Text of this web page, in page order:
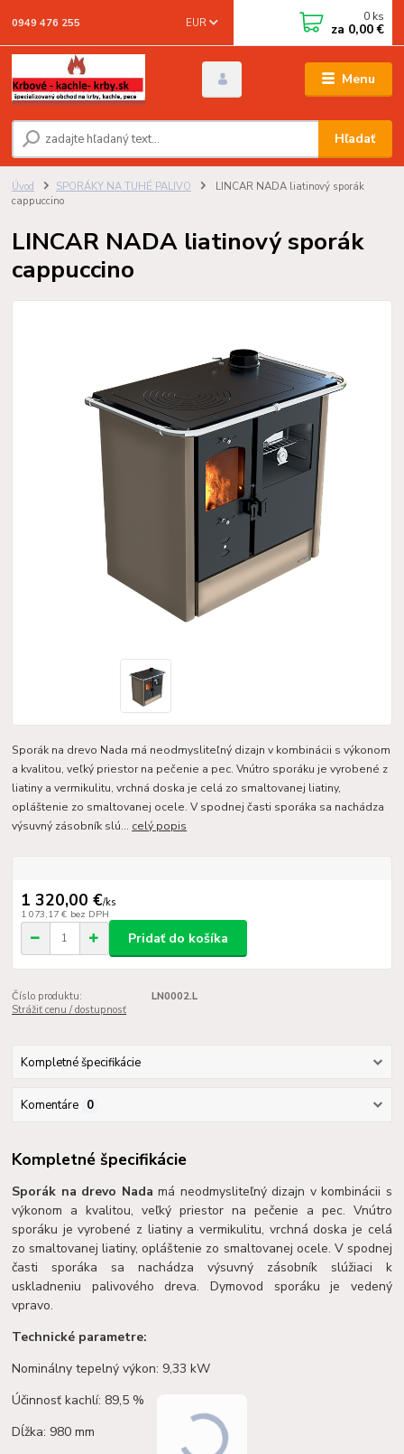
Menu
EUR
Hľadať
0949 476 255 0 ks
za 0,00 €
Úvod SPORÁKY NA TUHÉ PALIVO
LINCAR NADA liatinový sporák
cappuccino
LINCAR NADA liatinový sporák
cappuccino
Sporák na drevo Nada má neodmysliteľný dizajn v kombinácii s výkonom
a kvalitou, veľký priestor na pečenie a pec. Vnútro sporáku je vyrobené z
liatiny a vermikulitu, vrchná doska je celá zo smaltovanej liatiny,
opláštenie zo smaltovanej ocele. V spodnej časti sporáka sa nachádza
výsuvný zásobník slú... celý popis
1 320,00 €/ks
1 073,17 € bez DPH
Pridať do košíka
Číslo produktu:
LN0002.L
Strážiť cenu / dostupnosť
Kompletné špecifikácie
Komentáre 0
Kompletné špecifikácie
Sporák na drevo Nada má neodmysliteľný dizajn v kombinácii s
výkonom a kvalitou, veľký priestor na pečenie a pec. Vnútro
sporáku je vyrobené z liatiny a vermikulitu, vrchná doska je celá
zo smaltovanej liatiny, opláštenie zo smaltovanej ocele. V spodnej
časti sporáka sa nachádza výsuvný zásobník slúžiaci k
uskladneniu palivového dreva. Dymovod sporáku je vedený
vpravo.
Technické parametre:
Nominálny tepelný výkon: 9,33 kW
Účinnosť kachlí: 89,5 %
Dĺžka: 980 mm